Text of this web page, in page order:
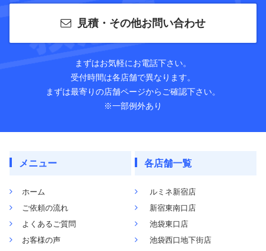
見積・その他お問い合わせ
まずはお気軽にお電話下さい。
受付時間は各店舗で異なります。
まずは最寄りの店舗ページからご確認下さい。
※一部例外あり
メニュー
ホーム
ご依頼の流れ
よくあるご質問
お客様の声
各店舗一覧
ルミネ新宿店
新宿東南口店
池袋東口店
池袋西口地下街店